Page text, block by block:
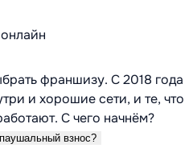
онлайн
франшизу. С 2018 года
и хорошие сети, и те, что
С чего начнём?
взнос?